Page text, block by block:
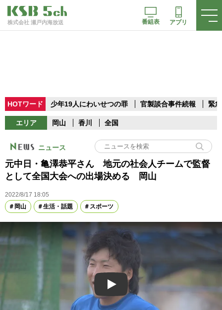
株式会社 瀬戸内海放送 番組表 アプリ
HOTワード 少年19人にわいせつの罪 官製談合事件続報 緊
エリア 岡山 香川 全国
ニュース
元中日・亀澤恭平さん 地元の社会人チームで監督
として全国大会への出場決める 岡山
2022/8/17 18:05
岡山
生活・話題 スポーツ
Play